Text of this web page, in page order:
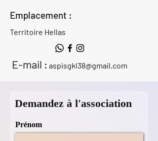
Emplacement :
Territoire Hellas
E-mail : aspisgkl38@gmail.com
Demandez à l'association
Prénom